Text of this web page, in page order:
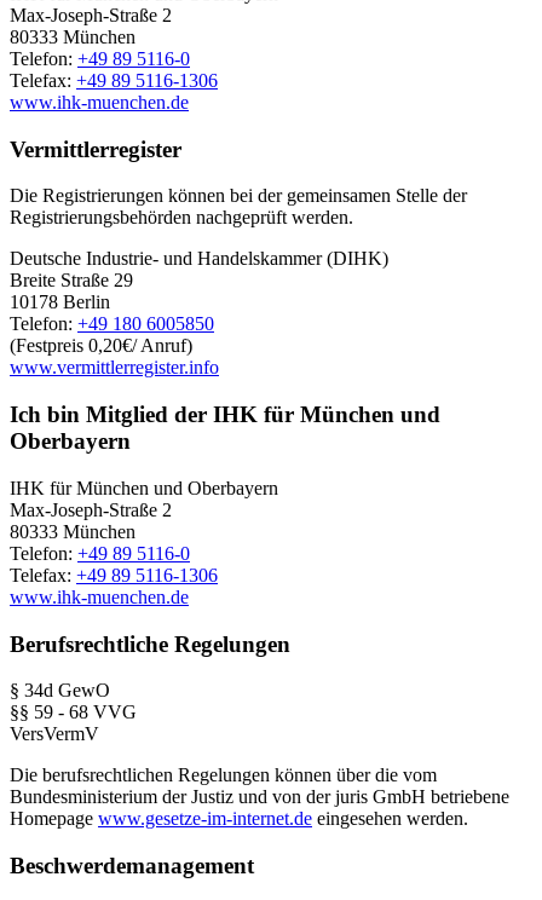
Max-Joseph-Straße 2
80333 München
Telefon: +49 89 5116-0
Telefax: +49 89 5116-1306
www.ihk-muenchen.de
Vermittlerregister
Die Registrierungen können bei der gemeinsamen Stelle der
Registrierungsbehörden nachgeprüft werden.
Deutsche Industrie- und Handelskammer (DIHK)
Breite Straße 29
10178 Berlin
Telefon: +49 180 6005850
(Festpreis 0,20€/ Anruf)
www.vermittlerregister.info
Ich bin Mitglied der IHK für München und
Oberbayern
IHK für München und Oberbayern
Max-Joseph-Straße 2
80333 München
Telefon: +49 89 5116-0
Telefax: +49 89 5116-1306
www.ihk-muenchen.de
Berufsrechtliche Regelungen
§ 34d GewO
§§ 59 - 68 VVG
VersVermV
Die berufsrechtlichen Regelungen können über die vom
Bundesministerium der Justiz und von der juris GmbH betriebene
Homepage www.gesetze-im-internet.de eingesehen werden.
Beschwerdemanagement